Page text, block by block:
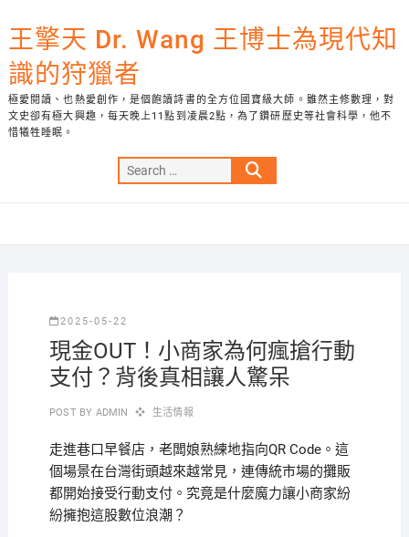
to
content
王擎天 Dr. Wang 王博士為現代知
識的狩獵者
極愛閱讀、也熱愛創作，是個飽讀詩書的全方位國寶級大師。雖然主修數理，對
文史卻有極大興趣，每天晚上11點到凌晨2點，為了鑽研歷史等社會科學，他不
惜犧牲睡眠。
Search
…
2025-05-22
現金OUT！小商家為何瘋搶行動
支付？背後真相讓人驚呆
POST BY ADMIN 生活情報
走進巷口早餐店，老闆娘熟練地指向QR Code。這
個場景在台灣街頭越來越常見，連傳統市場的攤販
都開始接受行動支付。究竟是什麼魔力讓小商家紛
紛擁抱這股數位浪潮？